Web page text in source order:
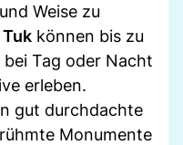
Weise zu
können bis zu
Tag oder Nacht
erleben.
gut durchdachte
Monumente